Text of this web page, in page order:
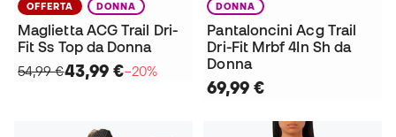
OFFERTA DONNA
Maglietta ACG Trail Dri-
Fit Ss Top da Donna
54,99 €43,99 €−20%
DONNA
Pantaloncini Acg Trail
Dri-Fit Mrbf 4In Sh da
Donna
69,99 €